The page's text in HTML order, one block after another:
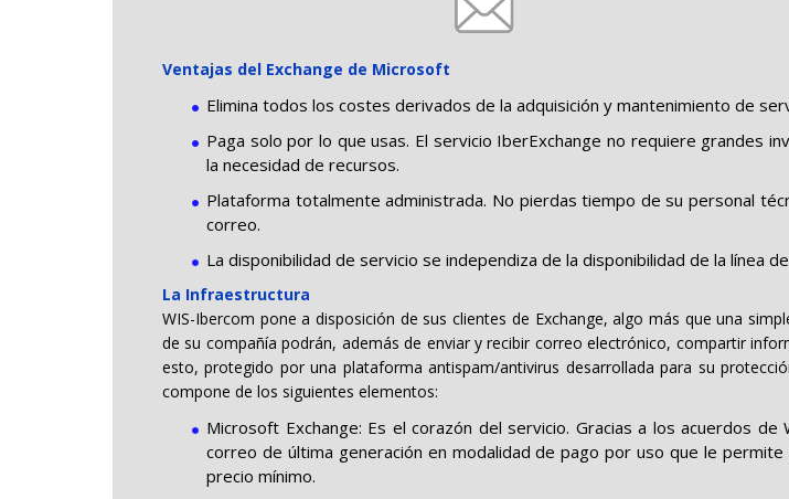
Ventajas del Exchange de Microsoft
Elimina todos los costes derivados de la adquisición y mantenimiento de
Paga solo por lo que usas. El servicio IberExchange no requiere grandes
la necesidad de recursos.
Plataforma totalmente administrada. No pierdas tiempo de su personal
correo.
La disponibilidad de servicio se independiza de la disponibilidad de la línea
La Infraestructura
WIS-Ibercom pone a disposición de sus clientes de Exchange, algo más que una
de su compañía podrán, además de enviar y recibir correo electrónico, compartir
esto, protegido por una plataforma antispam/antivirus desarrollada para su
compone de los siguientes elementos:
Microsoft Exchange: Es el corazón del servicio. Gracias a los acuerdos
correo de última generación en modalidad de pago por uso que le
precio mínimo.